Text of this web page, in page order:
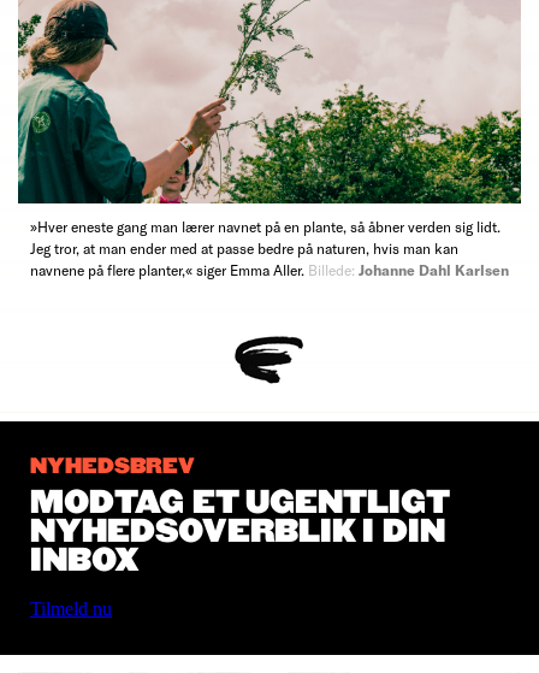
»Hver eneste gang man lærer navnet på en plante, så åbner verden sig lidt.
Jeg tror, at man ender med at passe bedre på naturen, hvis man kan
navnene på flere planter,« siger Emma Aller. Billede: Johanne Dahl Karlsen
NYHEDSBREV
MODTAG ET UGENTLIGT
NYHEDSOVERBLIK I DIN
INBOX
Tilmeld nu